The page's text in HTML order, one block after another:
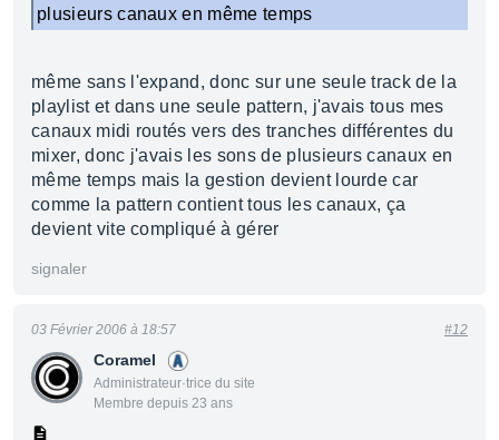
plusieurs canaux en même temps
même sans l'expand, donc sur une seule track de la
playlist et dans une seule pattern, j'avais tous mes
canaux midi routés vers des tranches différentes du
mixer, donc j'avais les sons de plusieurs canaux en
même temps mais la gestion devient lourde car
comme la pattern contient tous les canaux, ça
devient vite compliqué à gérer
signaler
Coramel
Administrateur·trice du site
Membre depuis 23 ans
03 Février 2006 à 18:57 #12